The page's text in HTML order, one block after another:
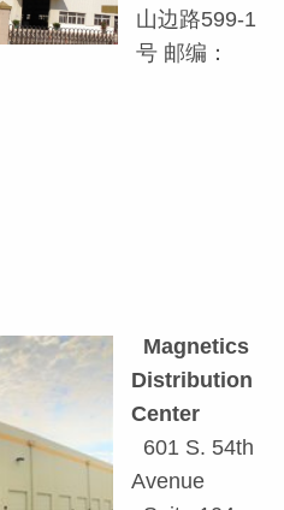
山边路599-1
号 邮编：
Magnetics
Distribution
Center
601 S. 54th
Avenue